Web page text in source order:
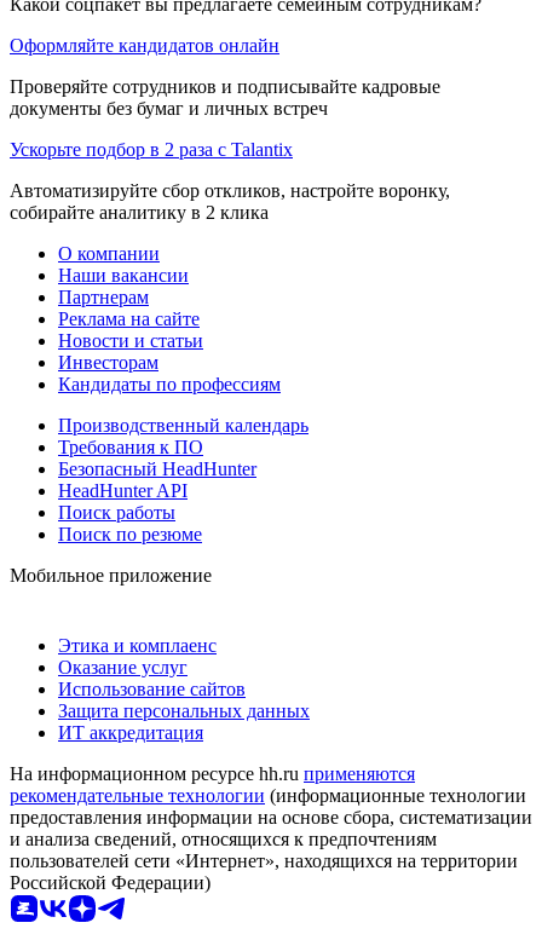
Оформляйте кандидатов онлайн
Проверяйте сотрудников и подписывайте кадровые
документы без бумаг и личных встреч
Ускорьте подбор в 2 раза с Talantix
Автоматизируйте сбор откликов, настройте воронку,
собирайте аналитику в 2 клика
О компании
Наши вакансии
Партнерам
Реклама на сайте
Новости и статьи
Инвесторам
Кандидаты по профессиям
Производственный календарь
Требования к ПО
Безопасный HeadHunter
HeadHunter API
Поиск работы
Поиск по резюме
Мобильное приложение
Этика и комплаенс
Оказание услуг
Использование сайтов
Защита персональных данных
ИТ аккредитация
На информационном ресурсе hh.ru применяются
рекомендательные технологии (информационные технологии
предоставления информации на основе сбора, систематизации
и анализа сведений, относящихся к предпочтениям
пользователей сети «Интернет», находящихся на территории
Российской Федерации)